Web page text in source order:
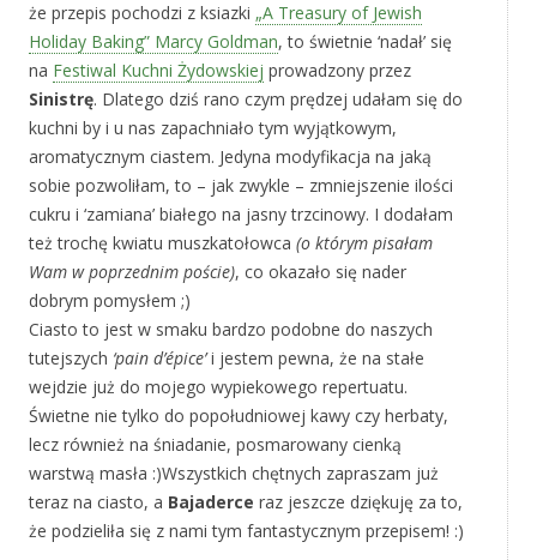
że przepis pochodzi z ksiazki „A Treasury of Jewish
Holiday Baking” Marcy Goldman, to świetnie ‘nadał’ się
na Festiwal Kuchni Żydowskiej prowadzony przez
Sinistrę. Dlatego dziś rano czym prędzej udałam się do
kuchni by i u nas zapachniało tym wyjątkowym,
aromatycznym ciastem. Jedyna modyfikacja na jaką
sobie pozwoliłam, to – jak zwykle – zmniejszenie ilości
cukru i ‘zamiana’ białego na jasny trzcinowy. I dodałam
też trochę kwiatu muszkatołowca (o którym pisałam
Wam w poprzednim poście), co okazało się nader
dobrym pomysłem ;)
Ciasto to jest w smaku bardzo podobne do naszych
tutejszych ‘pain d’épice’i jestem pewna, że na stałe
wejdzie już do mojego wypiekowego repertuatu.
Świetne nie tylko do popołudniowej kawy czy herbaty,
lecz również na śniadanie, posmarowany cienką
warstwą masła :)Wszystkich chętnych zapraszam już
teraz na ciasto, a Bajaderce raz jeszcze dziękuję za to,
że podzieliła się z nami tym fantastycznym przepisem! :)